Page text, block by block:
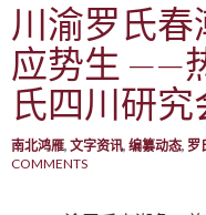
川渝罗氏春
应势生 ——
氏四川研究
南北鸿雁, 文字资讯, 编纂动态, 罗
COMMENTS